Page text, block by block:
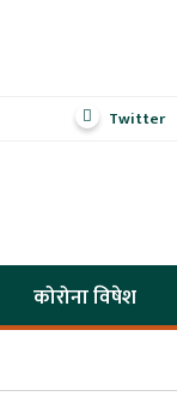
Twitter
कोरोना विषेश